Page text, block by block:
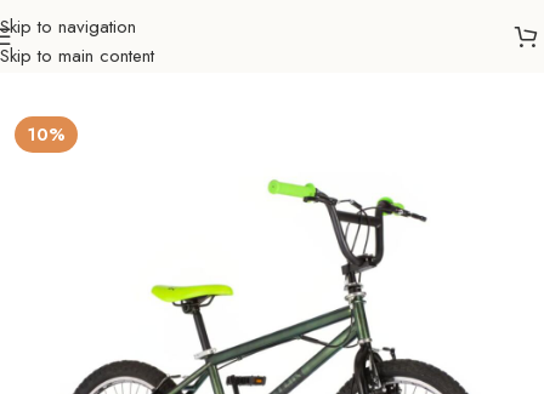
Skip to navigation
Skip to main content
Početna Biciklizam
10%